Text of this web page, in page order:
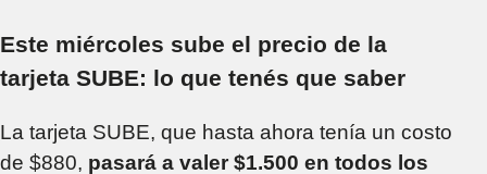
Este miércoles sube el precio de la
tarjeta SUBE: lo que tenés que saber
La tarjeta SUBE, que hasta ahora tenía un costo
de $880, pasará a valer $1.500 en todos los